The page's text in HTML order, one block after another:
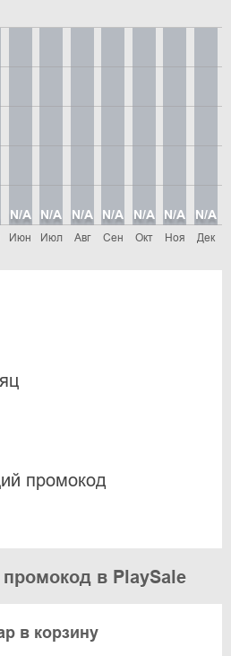
Июн
N/A
Июл
N/A
Авг
N/A
Сен
N/A
Окт
N/A
Ноя
N/A
Дек
N/A
промокод
промокод в PlaySale
в корзину